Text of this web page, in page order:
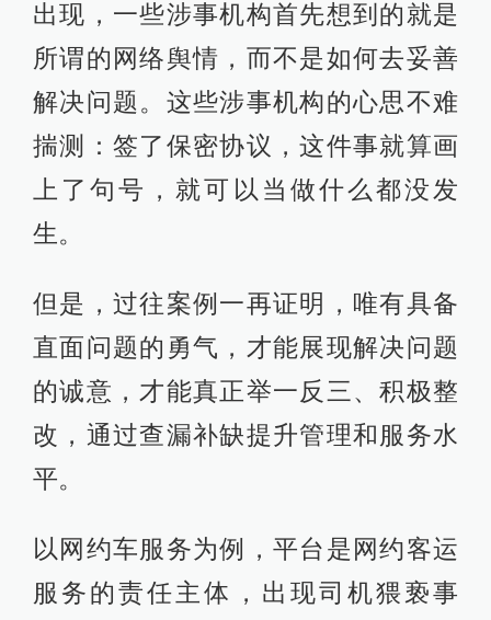
出现，一些涉事机构首先想到的就是
所谓的网络舆情，而不是如何去妥善
解决问题。这些涉事机构的心思不难
揣测：签了保密协议，这件事就算画
上了句号，就可以当做什么都没发
生。
但是，过往案例一再证明，唯有具备
直面问题的勇气，才能展现解决问题
的诚意，才能真正举一反三、积极整
改，通过查漏补缺提升管理和服务水
平。
以网约车服务为例，平台是网约客运
服务的责任主体，出现司机猥亵事